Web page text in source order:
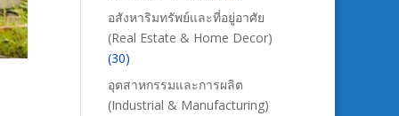
อสังหาริมทรัพย์และที่อยู่อาศัย
(Real Estate & Home Decor)
(30)
อุตสาหกรรมและการผลิต
(Industrial & Manufacturing)